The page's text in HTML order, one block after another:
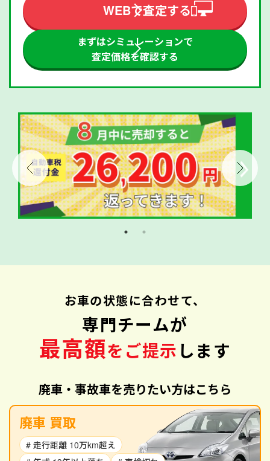
WEBで査定する
まずはシミュレーションで
査定価格を確認する
お車の状態に合わせて、
専門チームが
最高額をご提示 します
廃車・事故車を売りたい方はこちら
廃車 買取
# 走行距離 10万km超え